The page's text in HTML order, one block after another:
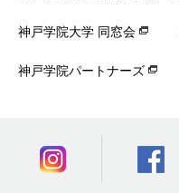
神戸学院大学 同窓会
神戸学院パートナーズ